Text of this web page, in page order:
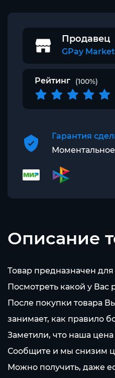
Продавец
GPay Market
Рейтинг (100%)
Гарантия
Описание
Товар предназначен
Посмотреть какой у Вас
После покупки товара
занимает, как правило
Заметили, что наша
Сообщите и мы снизим
Можно получить, даже